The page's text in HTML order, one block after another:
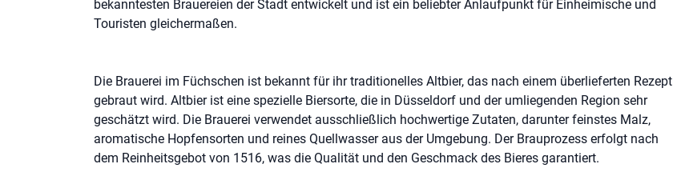
bekanntesten Brauereien der Stadt entwickelt und ist ein beliebter Anlaufpunkt für Einheimische und
Touristen gleichermaßen.
Die Brauerei im Füchschen ist bekannt für ihr traditionelles Altbier, das nach einem überlieferten Rezept
gebraut wird. Altbier ist eine spezielle Biersorte, die in Düsseldorf und der umliegenden Region sehr
geschätzt wird. Die Brauerei verwendet ausschließlich hochwertige Zutaten, darunter feinstes Malz,
aromatische Hopfensorten und reines Quellwasser aus der Umgebung. Der Brauprozess erfolgt nach
dem Reinheitsgebot von 1516, was die Qualität und den Geschmack des Bieres garantiert.